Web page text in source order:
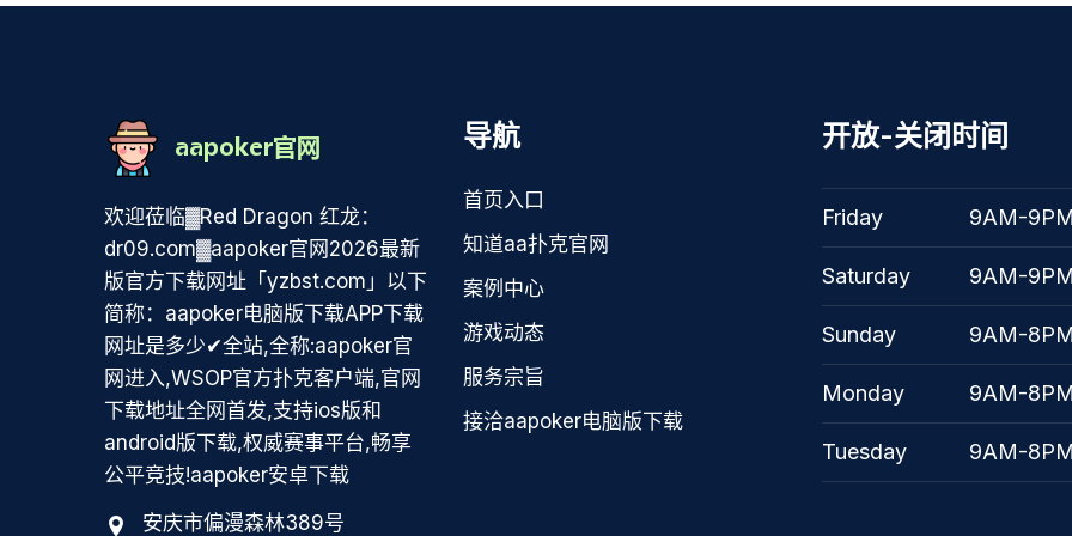
欢迎莅临▓Red Dragon 红龙：
dr09.com▓aapoker官网2026最新
版官方下载网址「yzbst.com」以下
简称：aapoker电脑版下载APP下载
网址是多少✔全站,全称:aapoker官
网进入,WSOP官方扑克客户端,官网
下载地址全网首发,支持ios版和
android版下载,权威赛事平台,畅享
公平竞技!aapoker安卓下载
安庆市偏漫森林389号
导航
首页入口
知道aa扑克官网
案例中心
游戏动态
服务宗旨
接洽aapoker电脑版下载
开放-关闭时间
Friday 9AM-9PM
Saturday 9AM-9PM
Sunday 9AM-8PM
Monday 9AM-8PM
Tuesday 9AM-8PM